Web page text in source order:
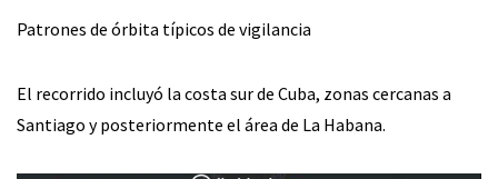
Patrones de órbita típicos de vigilancia
El recorrido incluyó la costa sur de Cuba, zonas cercanas a
Santiago y posteriormente el área de La Habana.